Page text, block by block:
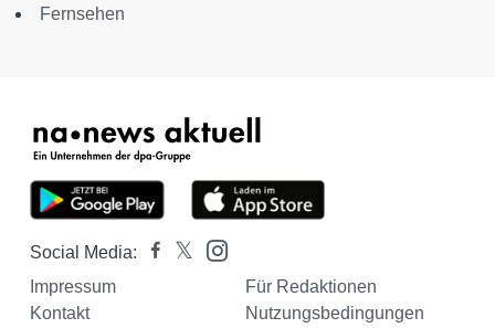
Fernsehen
Social Media:
Impressum
Für Redaktionen
Kontakt
Nutzungsbedingungen